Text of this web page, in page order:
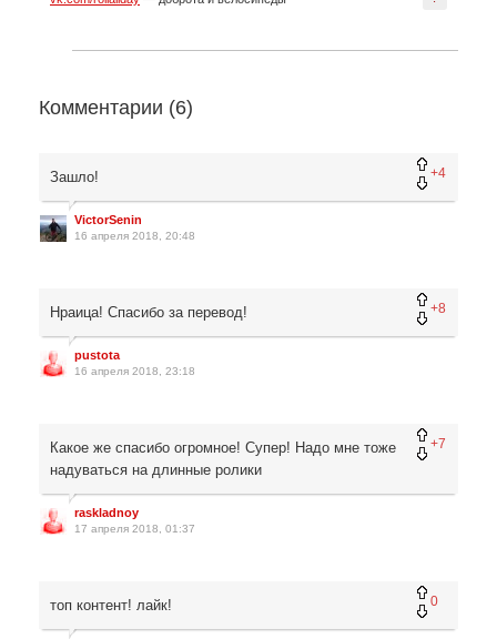
Комментарии (6)
+4
Зашло!
VictorSenin
16 апреля 2018, 20:48
+8
Нраица! Спасибо за перевод!
pustota
16 апреля 2018, 23:18
+7
Какое же спасибо огромное! Супер! Надо мне тоже
надуваться на длинные ролики
raskladnoy
17 апреля 2018, 01:37
0
топ контент! лайк!